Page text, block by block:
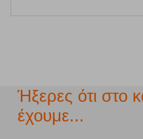
Ήξερες ότι στο
έχουμε...